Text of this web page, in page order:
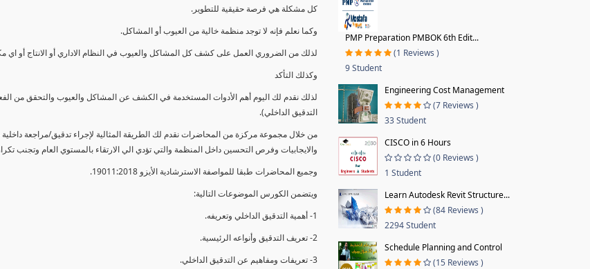
كل مشكلة هي فرصة حقيقية للتطوير.
وكما نعلم فإنه لا توجد منظمة خالية من العيوب أو المشاكل.
لذلك من الضروري العمل على كشف كل المشاكل والعيوب في النظام الاداري أو الانتاج أو اي
وكذلك التأكد
لذلك نقدم لك اليوم أهم الأدوات المستخدمة في الكشف عن المشاكل والعيوب والتحقق من
التدقيق الداخلي).
من خلال مجموعة مركزة من المحاضرات نقدم لك الطريقة المثالية لإجراء تدقيق/مراجعة
والايجابيات وفرص التحسين داخل المنظمة والتي تؤدي الي الارتقاء بالمستوي العام وتجنب
وجميع المحاضرات طبقا للمواصفة الاسترشادية الأيزو 19011:2018.
ويتضمن الكورس الموضوعات التالية:
1- أهمية التدقيق الداخلي وتعريفه.
2- تعريف التدقيق وأنواعه الرئيسية.
3- تعريفات ومفاهيم عن التدقيق الداخلي.
PMP Preparation PMBOK 6th Edit...
(1 Reviews )
9 Student
Engineering Cost Management
(7 Reviews )
33 Student
CISCO in 6 Hours
(0 Reviews )
1 Student
Learn Autodesk Revit Structure...
(84 Reviews )
2294 Student
Schedule Planning and Control
(15 Reviews )